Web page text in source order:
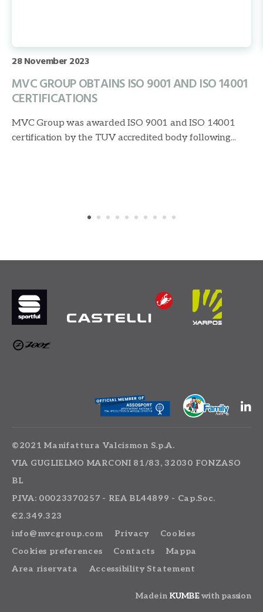
28 November 2023
MVC GROUP OBTAINS ISO 9001 AND ISO 14001
CERTIFICATIONS
MVC Group was awarded ISO 9001 and ISO 14001
certification by the TUV accredited body following...
©2021 Manifattura Valcismon S.p.A.
VIA GUGLIELMO MARCONI 81/83, 32030 FONZASO
BL
P.IVA: 00023370257 - REA BL44899 - Cap.Soc.
€2.349.323
info@mvcgroup.com
Privacy
Cookies
Cookies preferences
Contacts
Mappa
Area riservata
Accessibility Statement
Made in KUMBEwith passion